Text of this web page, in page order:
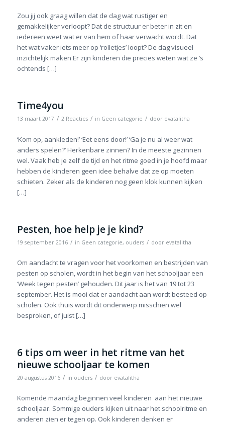
Zou jij ook graag willen dat de dag wat rustiger en
gemakkelijker verloopt? Dat de structuur er beter in zit en
iedereen weet wat er van hem of haar verwacht wordt. Dat
het wat vaker iets meer op ‘rolletjes’ loopt? De dag visueel
inzichtelijk maken Er zijn kinderen die precies weten wat ze ’s
ochtends […]
Time4you
13 maart 2017 / 2 Reacties / in Geen categorie / door evatalitha
‘Kom op, aankleden!’ ‘Eet eens door!’ ‘Ga je nu al weer wat
anders spelen?’ Herkenbare zinnen? In de meeste gezinnen
wel. Vaak heb je zelf de tijd en het ritme goed in je hoofd maar
hebben de kinderen geen idee behalve dat ze op moeten
schieten. Zeker als de kinderen nog geen klok kunnen kijken
[…]
Pesten, hoe help je je kind?
19 september 2016 / in Geen categorie, ouders / door evatalitha
Om aandacht te vragen voor het voorkomen en bestrijden van
pesten op scholen, wordt in het begin van het schooljaar een
‘Week tegen pesten’ gehouden. Dit jaar is het van 19 tot 23
september. Het is mooi dat er aandacht aan wordt besteed op
scholen. Ook thuis wordt dit onderwerp misschien wel
besproken, of juist […]
6 tips om weer in het ritme van het
nieuwe schooljaar te komen
20 augustus 2016 / in ouders / door evatalitha
Komende maandag beginnen veel kinderen aan het nieuwe
schooljaar. Sommige ouders kijken uit naar het schoolritme en
anderen zien er tegen op. Ook kinderen denken er